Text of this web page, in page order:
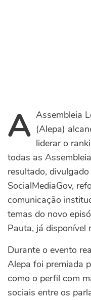
AAssembleia
(Alepa)
liderar o
todas as
resultado,
SocialMediaGov,
comunicação
temas do novo
Pauta, já disponível
Durante o evento
Alepa foi premiada
como o perfil com
sociais entre os